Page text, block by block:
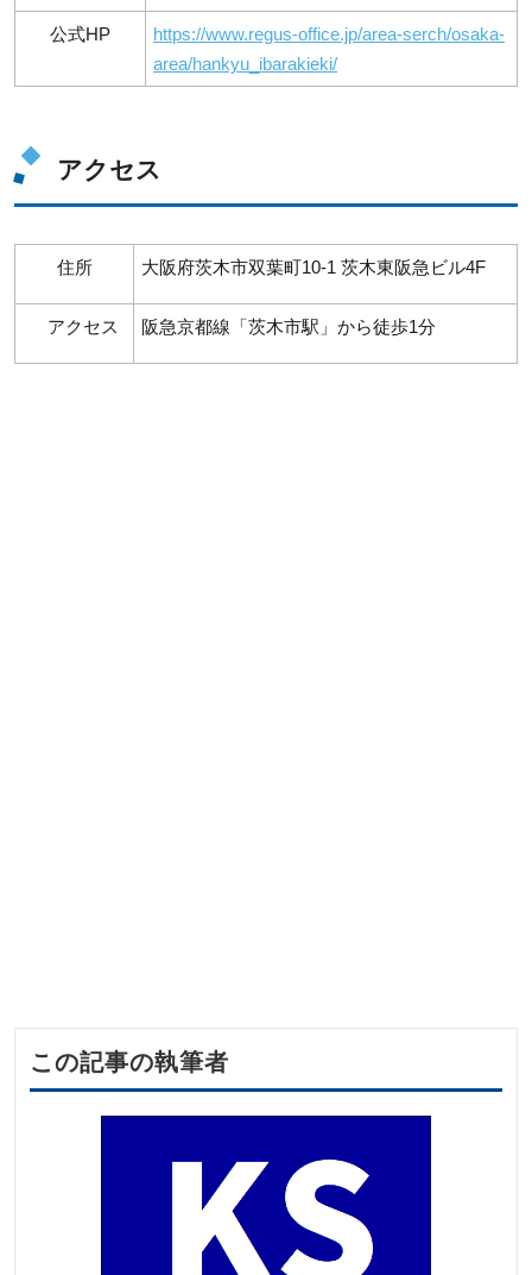
公式HP
https://www.regus-office.jp/area-serch/osaka-
area/hankyu_ibarakieki/
アクセス
住所 大阪府茨木市双葉町10-1 茨木東阪急ビル4F
アクセス 阪急京都線「茨木市駅」から徒歩1分
この記事の執筆者